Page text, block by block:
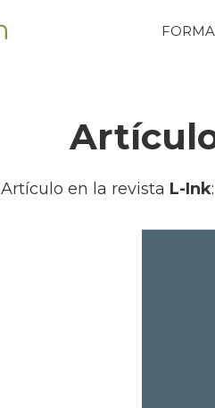
Artículo en la revista L-Ink